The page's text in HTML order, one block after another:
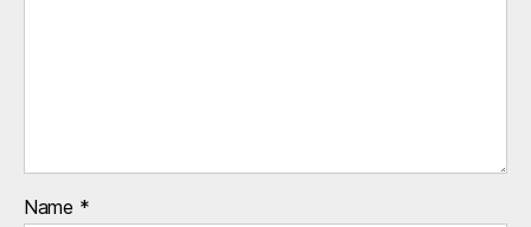
Name *